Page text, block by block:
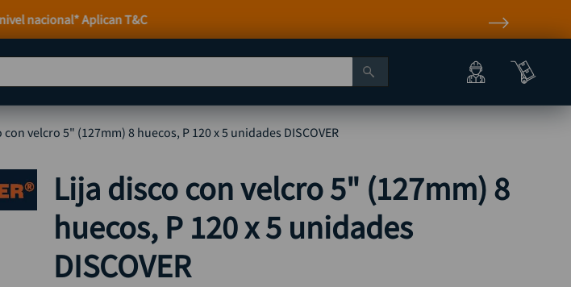
nacional* Aplican T&C
con velcro 5" (127mm) 8 huecos, P 120 x 5 unidades DISCOVER
Lija disco con velcro 5" (127mm) 8
huecos, P 120 x 5 unidades
DISCOVER